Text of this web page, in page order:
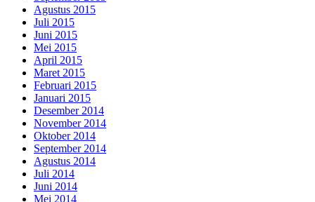
Agustus 2015
Juli 2015
Juni 2015
Mei 2015
April 2015
Maret 2015
Februari 2015
Januari 2015
Desember 2014
November 2014
Oktober 2014
September 2014
Agustus 2014
Juli 2014
Juni 2014
Mei 2014